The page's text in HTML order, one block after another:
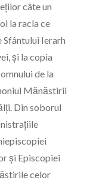
câte un
la racla ce
Ierarh
şi la copia
de la
Mănăstirii
Din soborul
şi Episcopiei
celor